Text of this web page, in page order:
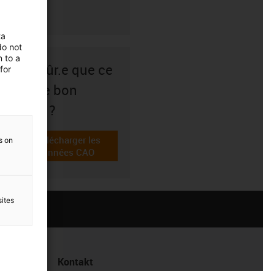
Pas sûr.e que ce
soit le bon
choix ?
igus-icon-cad-dateien
Télécharger les
données CAO
Kontakt
not
to a
on